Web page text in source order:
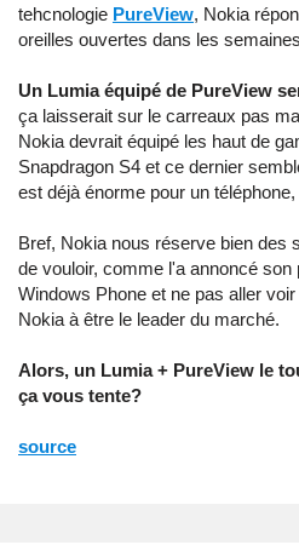
tehcnologie PureView, Nokia
oreilles ouvertes dans les
Un Lumia équipé de PureView
ça laisserait sur le carreaux pas
Nokia devrait équipé les haut de
Snapdragon S4 et ce dernier
est déjà énorme pour un
Bref, Nokia nous réserve bien des
de vouloir, comme l'a annoncé
Windows Phone et ne pas aller
Nokia à être le leader du marché.
Alors, un Lumia + PureView le
ça vous tente?
source